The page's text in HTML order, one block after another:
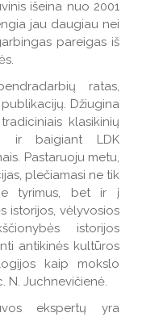
išeina nuo 2001
jau daugiau nei
pareigas iš
ratas,
Džiugina
klasikinių
ir baigiant LDK
Pastaruoju metu,
plečiamasi ne tik
tyrimus, bet ir į
istorijos, vėlyvosios
istorijos
antikinės kultūros
kaip mokslo
N. Juchnevičienė.
ekspertų yra